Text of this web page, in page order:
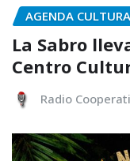
AGENDA
La Sabro
Centro
Radio